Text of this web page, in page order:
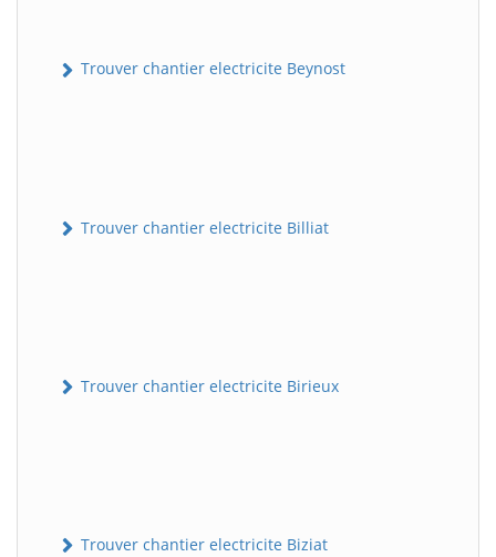
Trouver chantier electricite Beynost
Trouver chantier electricite Billiat
Trouver chantier electricite Birieux
Trouver chantier electricite Biziat